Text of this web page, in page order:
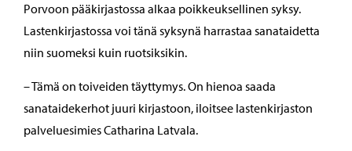
Porvoon pääkirjastossa alkaa poikkeuksellinen syksy.
Lastenkirjastossa voi tänä syksynä harrastaa sanataidetta
niin suomeksi kuin ruotsiksikin.
– Tämä on toiveiden täyttymys. On hienoa saada
sanataidekerhot juuri kirjastoon, iloitsee lastenkirjaston
palveluesimies Catharina Latvala.